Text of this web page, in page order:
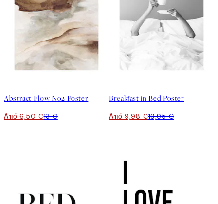
Abstract Flow No2 Poster
Από 6,50 €13 €
Breakfast in Bed Poster
Από 9,98 €19,95 €